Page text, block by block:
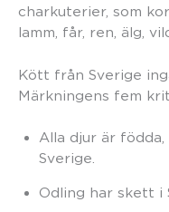
charkuterier, som
lamm, får, ren, älg,
Kött från Sverige
Märkningens fem
Alla djur är
Sverige.
Odling har skett i